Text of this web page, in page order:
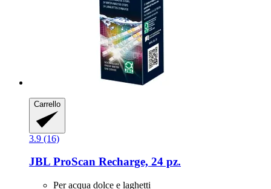
Carrello
3.9 (16)
JBL ProScan Recharge, 24 pz.
Per acqua dolce e laghetti